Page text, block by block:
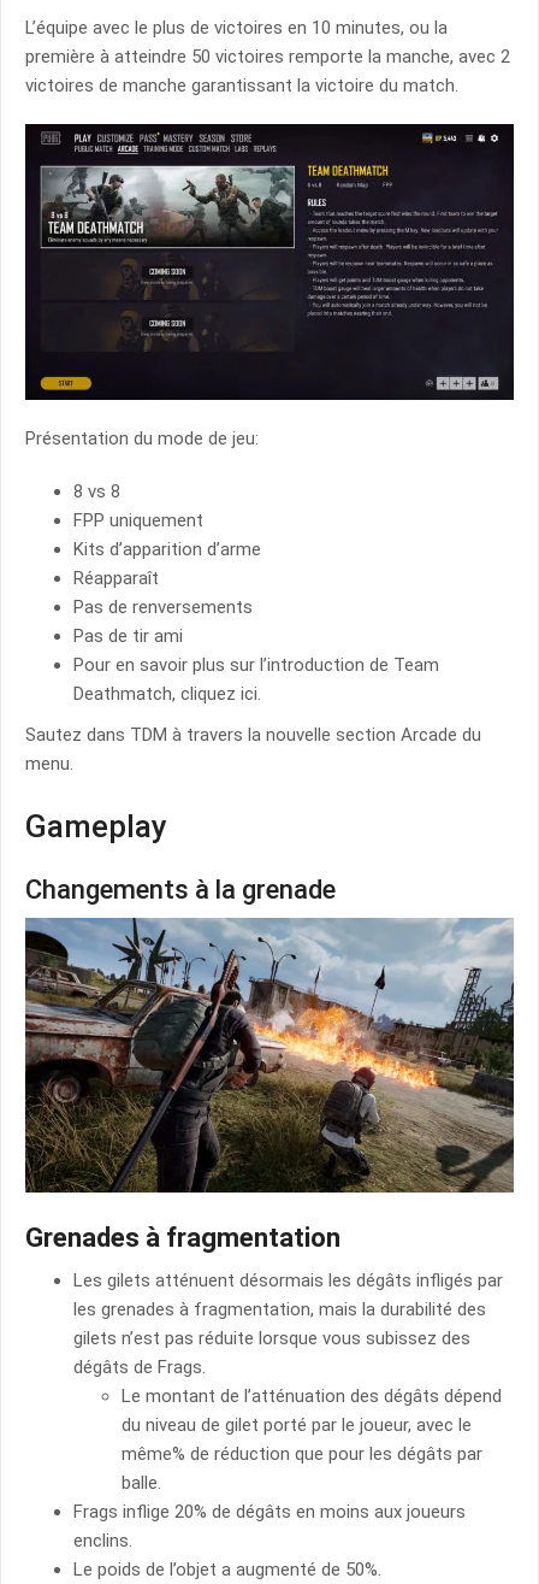
L’équipe avec le plus de victoires en 10 minutes, ou la
première à atteindre 50 victoires remporte la manche, avec 2
victoires de manche garantissant la victoire du match.
Présentation du mode de jeu:
8 vs 8
FPP uniquement
Kits d’apparition d’arme
Réapparaît
Pas de renversements
Pas de tir ami
Pour en savoir plus sur l’introduction de Team
Deathmatch, cliquez ici.
Sautez dans TDM à travers la nouvelle section Arcade du
menu.
Gameplay
Changements à la grenade
Grenades à fragmentation
Les gilets atténuent désormais les dégâts infligés par
les grenades à fragmentation, mais la durabilité des
gilets n’est pas réduite lorsque vous subissez des
dégâts de Frags.
Le montant de l’atténuation des dégâts dépend
du niveau de gilet porté par le joueur, avec le
même% de réduction que pour les dégâts par
balle.
Frags inflige 20% de dégâts en moins aux joueurs
enclins.
Le poids de l’objet a augmenté de 50%.